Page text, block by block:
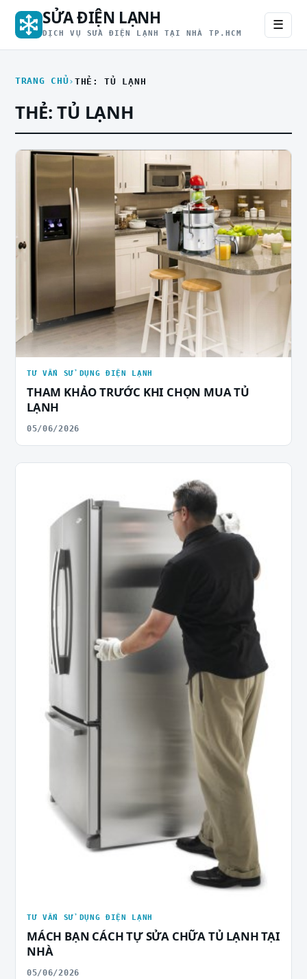
SỬA ĐIỆN LẠNH
DỊCH VỤ SỬA ĐIỆN LẠNH TẠI NHÀ TP.HCM
☰
TRANG CHỦ THẺ: TỦ LẠNH
THẺ:TỦ LẠNH
TƯ VẤN SỬ DỤNG ĐIỆN LẠNH
THAM KHẢO TRƯỚC KHI CHỌN MUA TỦ
LẠNH
05/06/2026
TƯ VẤN SỬ DỤNG ĐIỆN LẠNH
MÁCH BẠN CÁCH TỰ SỬA CHỮA TỦ LẠNH TẠI
NHÀ
05/06/2026